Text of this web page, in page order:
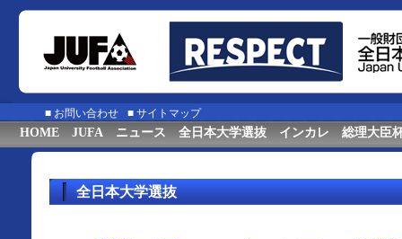
■ お問い合わせ ■ サイトマップ
HOME JUFA ニュース 全日本大学選抜 インカレ 総理大臣
全日本大学選抜